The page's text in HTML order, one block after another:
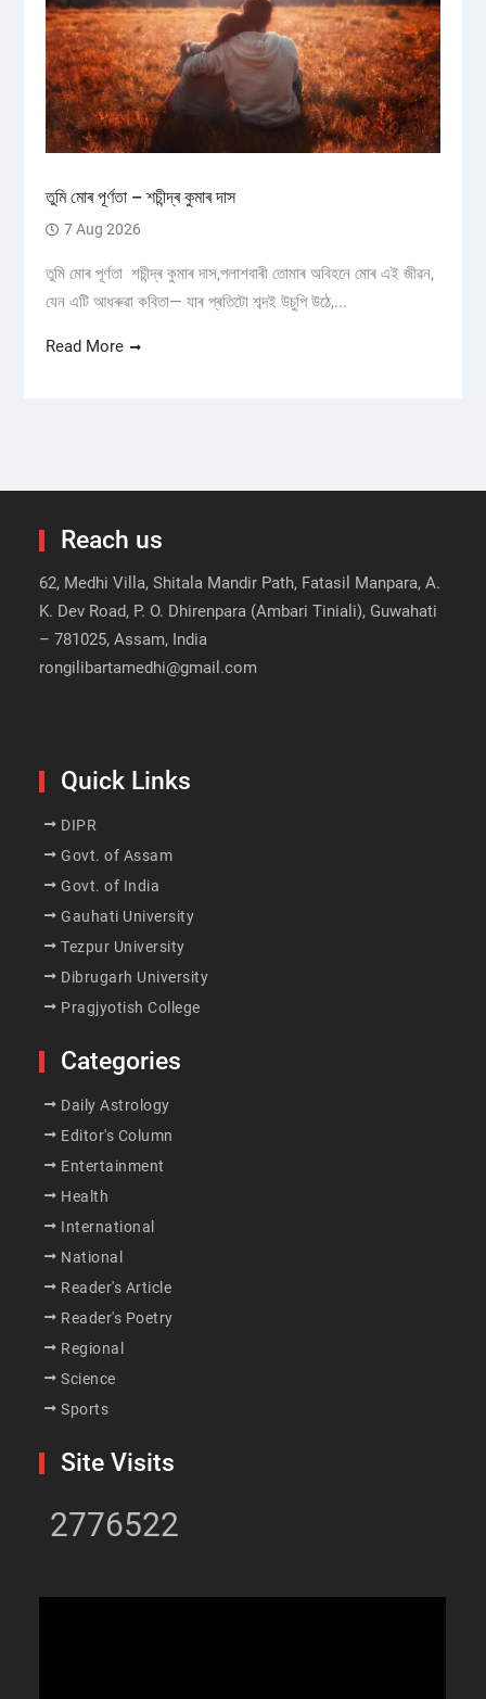
তুমি মোৰ পূৰ্ণতা – শচীন্দ্ৰ কুমাৰ দাস
7 Aug 2026
তুমি মোৰ পূৰ্ণতা শচীন্দ্ৰ কুমাৰ দাস,পলাশবাৰী তোমাৰ অবিহনে মোৰ এই জীৱন,
যেন এটি আধৰুৱা কবিতা— যাৰ প্ৰতিটো শব্দই উচুপি উঠে,...
Read More
Reach us
62, Medhi Villa, Shitala Mandir Path, Fatasil Manpara, A.
K. Dev Road, P. O. Dhirenpara (Ambari Tiniali), Guwahati
– 781025, Assam, India
rongilibartamedhi@gmail.com
Quick Links
DIPR
Govt. of Assam
Govt. of India
Gauhati University
Tezpur University
Dibrugarh University
Pragjyotish College
Categories
Daily Astrology
Editor's Column
Entertainment
Health
International
National
Reader's Article
Reader's Poetry
Regional
Science
Sports
Site Visits
2776522